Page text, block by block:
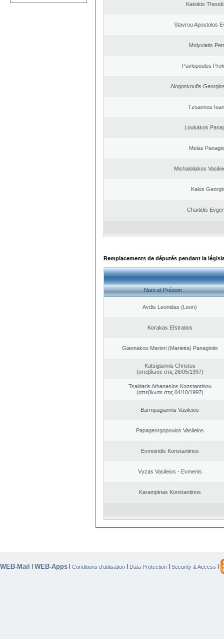
Katsikis
Stavrou Apostolos
Molyviatis
Pavlopoulos
Alogoskoufis
Tzoannos
Loukakos
Melas
Michaloliakos
Kalos
Chaïtidis
Remplacements de députés pendant la
Nom et Prénom
Avdis Leonidas (Leon)
Korakas Efstratios
Giannakou Mariori (Marietta) Panagiotis
Katsigiannis Christos
(απεβίωσε στις 26/05/1997)
Tsaldaris Athanasios Konstantinou
(απεβίωσε στις 04/10/1997)
Barmpagiannis Vasileios
Papageorgopoulos Vasileios
Evmoiridis Konstantinos
Vyzas Vasileios - Evmenis
Karampinas Konstantinos
WEB-Mail | WEB-Apps | Conditions d’utilisation | Data Protection | Security & Access |